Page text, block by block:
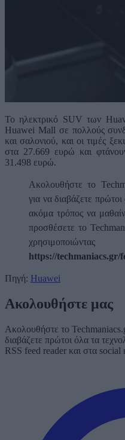
Το ηλεκτρικό SUV των
Huawei Mall σε πολλούς
και σαλονιού, και οι τιμές
στα 27.669 ευρώ και
31.498 ευρώ.
Ακολουθήστε το
για να διαβάζετε
ακόμα τρόπος να
προσθέσετε το
https://techmaniacs.gr/
Πηγή: Huawei
Ακολουθήστε μας
Ακολουθήστε το
διαβάζετε πρώτοι όλα τα
RSS feed reader και στα social